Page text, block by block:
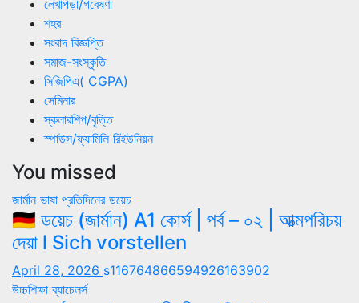
লেখাপড়া/গবেষণা
শহর
সংবাদ বিজ্ঞপ্তি
সমাজ-সংস্কৃতি
সিজিপিএ( CGPA)
সেমিনার
স্কলারশিপ/বৃত্তি
স্পাউস/ফ্যামিলি রিইউনিয়ন
You missed
জার্মান ভাষা প্রতিদিনের ডয়েচ
🇩🇪 ডয়েচ (জার্মান) A1 কোর্স | পর্ব – ০২ | আত্মপরিচয়
দেয়া l Sich vorstellen
April 28, 2026 s116764866594926163902
উচ্চশিক্ষাব্যাচেলর্স